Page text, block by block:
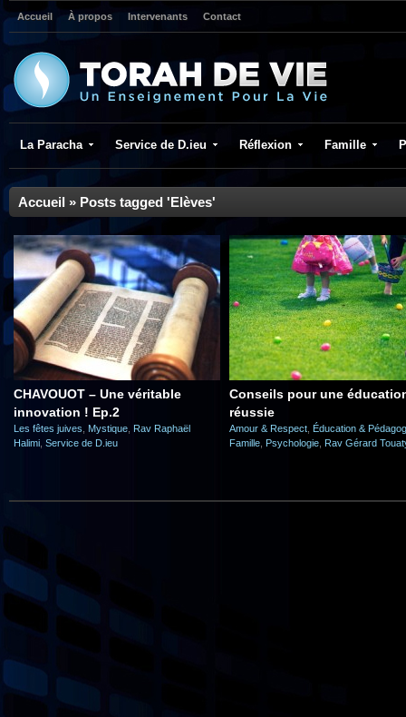
Accueil À propos Intervenants Contact
La Paracha Service de D.ieu Réflexion Famille
Accueil » Posts tagged 'Elèves'
CHAVOUOT – Une véritable
innovation ! Ep.2
Les fêtes juives Mystique Rav Raphaël
Halimi Service de D.ieu
Conseils pour une
réussie
Amour & Respect Éducation &
Famille Psychologie Rav Gérard